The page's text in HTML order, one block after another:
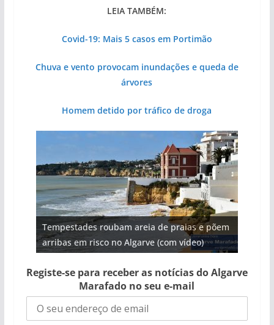
LEIA TAMBÉM:
Covid-19: Mais 5 casos em Portimão
Chuva e vento provocam inundações e queda de
árvores
Homem detido por tráfico de droga
Tempestades roubam areia de praias e põem
arribas em risco no Algarve (com vídeo)
Foto do dia: uma cidade algarvia que cresceu
entre redes e fábricas
Milagre da água. Fontes emblemáticas do
Algarve voltam a ter vida (com vídeo)
Tapas do mar a 3 euros cada. Nova rota
gastronómica nasce no Algarve
Projeto milionário: investimento de 108
milhões de euros na construção de dois
hotéis (com vídeo)
Registe-se para receber as notícias do Algarve
Marafado no seu e-mail